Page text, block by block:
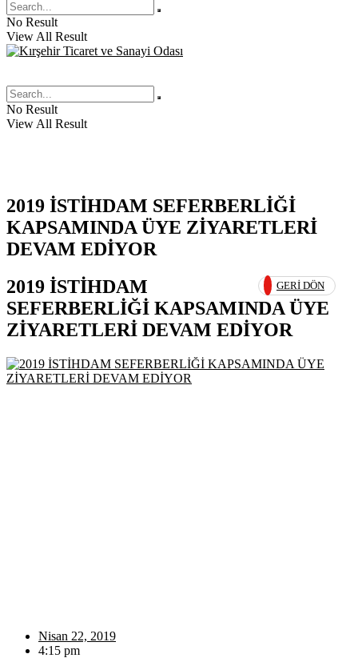
No Result
View All Result
No Result
View All Result
2019 İSTİHDAM SEFERBERLİĞİ
KAPSAMINDA ÜYE ZİYARETLERİ
DEVAM EDİYOR
GERI DÖN
2019 İSTİHDAM
SEFERBERLİĞİ KAPSAMINDA ÜYE
ZİYARETLERİ DEVAM EDİYOR
Nisan 22, 2019
4:15 pm